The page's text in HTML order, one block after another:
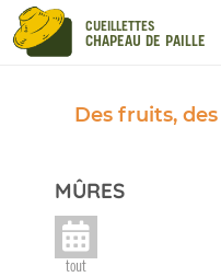
CUEILLETTES
CHAPEAU DE PAILLE
Des fruits,
MÛRES
tout
Panneau de gestion des